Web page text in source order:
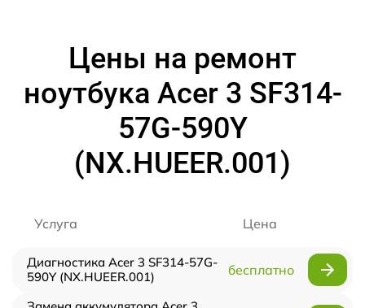
Цены на ремонт
ноутбука Acer 3 SF314-
57G-590Y
(NX.HUEER.001)
Услуга Цена
Диагностика Acer 3 SF314-57G-
590Y (NX.HUEER.001)
бесплатно